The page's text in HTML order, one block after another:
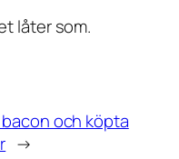
låter som.
och köpta
→